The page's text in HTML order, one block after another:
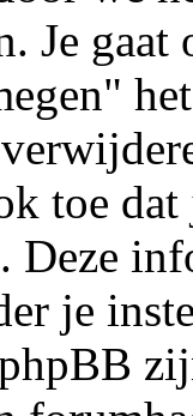
Je
toe
Deze
je